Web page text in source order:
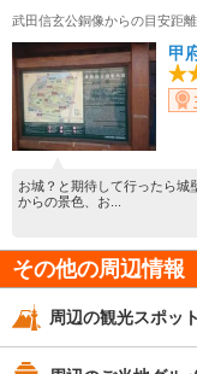
武田信玄公銅像からの目安距離
甲
お城？と期待して行ったら城
からの景色、お...
その他の周辺情報
周辺の観光スポット